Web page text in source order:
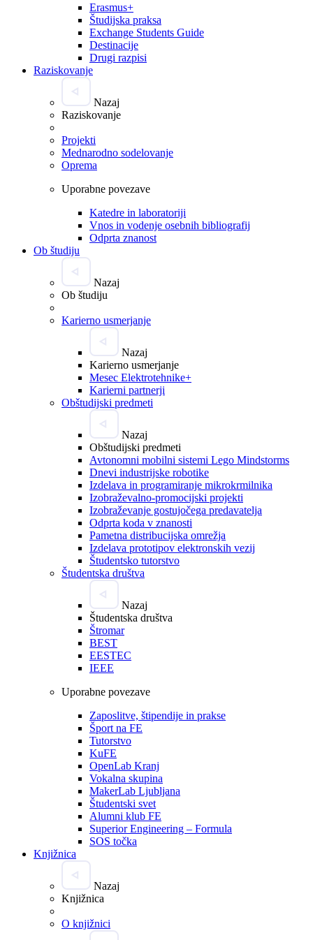
Erasmus+
Študijska praksa
Exchange Students Guide
Destinacije
Drugi razpisi
Raziskovanje
Nazaj
Raziskovanje
Projekti
Mednarodno sodelovanje
Oprema
Uporabne povezave
Katedre in laboratoriji
Vnos in vodenje osebnih bibliografij
Odprta znanost
Ob študiju
Nazaj
Ob študiju
Karierno usmerjanje
Nazaj
Karierno usmerjanje
Mesec Elektrotehnike+
Karierni partnerji
Obštudijski predmeti
Nazaj
Obštudijski predmeti
Avtonomni mobilni sistemi Lego Mindstorms
Dnevi industrijske robotike
Izdelava in programiranje mikrokrmilnika
Izobraževalno-promocijski projekti
Izobraževanje gostujočega predavatelja
Odprta koda v znanosti
Pametna distribucijska omrežja
Izdelava prototipov elektronskih vezij
Študentsko tutorstvo
Študentska društva
Nazaj
Študentska društva
Štromar
BEST
EESTEC
IEEE
Uporabne povezave
Zaposlitve, štipendije in prakse
Šport na FE
Tutorstvo
KuFE
OpenLab Kranj
Vokalna skupina
MakerLab Ljubljana
Študentski svet
Alumni klub FE
Superior Engineering – Formula
SOS točka
Knjižnica
Nazaj
Knjižnica
O knjižnici